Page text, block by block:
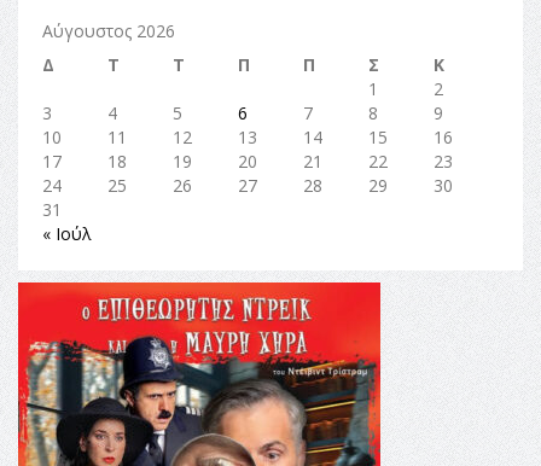
Αύγουστος 2026
Δ
Τ Τ Π Π Σ
Κ
1
2
3
4 5 6 7 8
9
10
11 12 13 14 15
16
17
18 19 20 21 22
23
24
25 26 27 28 29
30
31
« Ιούλ